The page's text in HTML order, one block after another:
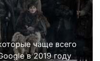
чаще всего
в 2019 году